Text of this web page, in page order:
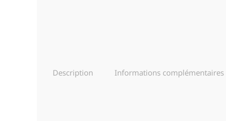
Description Informations complémentaires